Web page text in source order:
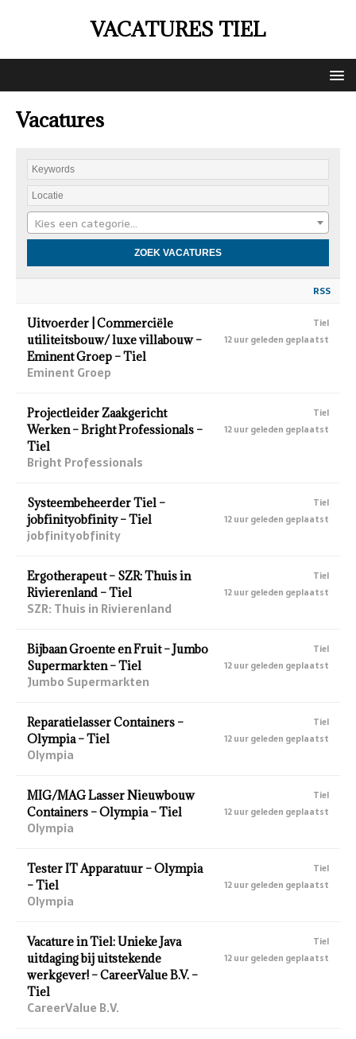
VACATURES TIEL
Vacatures
Kies een categorie…
RSS
Uitvoerder | Commerciële
utiliteitsbouw/ luxe villabouw –
Eminent Groep – Tiel
Eminent Groep
Tiel
12 uur geleden geplaatst
Projectleider Zaakgericht
Werken – Bright Professionals –
Tiel
Bright Professionals
Tiel
12 uur geleden geplaatst
Systeembeheerder Tiel –
jobfinityobfinity – Tiel
jobfinityobfinity
Tiel
12 uur geleden geplaatst
Ergotherapeut – SZR: Thuis in
Rivierenland – Tiel
SZR: Thuis in Rivierenland
Tiel
12 uur geleden geplaatst
Bijbaan Groente en Fruit – Jumbo
Supermarkten – Tiel
Jumbo Supermarkten
Tiel
12 uur geleden geplaatst
Reparatielasser Containers –
Olympia – Tiel
Olympia
Tiel
12 uur geleden geplaatst
MIG/MAG Lasser Nieuwbouw
Containers – Olympia – Tiel
Olympia
Tiel
12 uur geleden geplaatst
Tester IT Apparatuur – Olympia
– Tiel
Olympia
Tiel
12 uur geleden geplaatst
Vacature in Tiel: Unieke Java
uitdaging bij uitstekende
werkgever! – CareerValue B.V. –
Tiel
CareerValue B.V.
Tiel
12 uur geleden geplaatst